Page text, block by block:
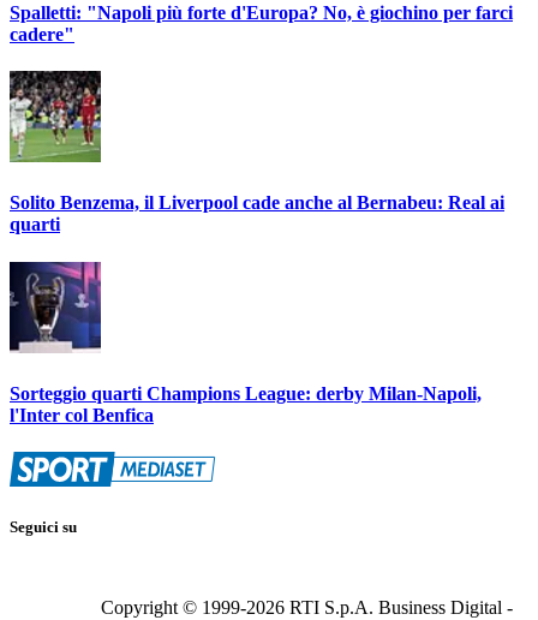
Spalletti: "Napoli più forte d'Europa? No, è giochino per farci
cadere"
Solito Benzema, il Liverpool cade anche al Bernabeu: Real ai
quarti
Sorteggio quarti Champions League: derby Milan-Napoli,
l'Inter col Benfica
Seguici su
Copyright © 1999-2026 RTI S.p.A. Business Digital -